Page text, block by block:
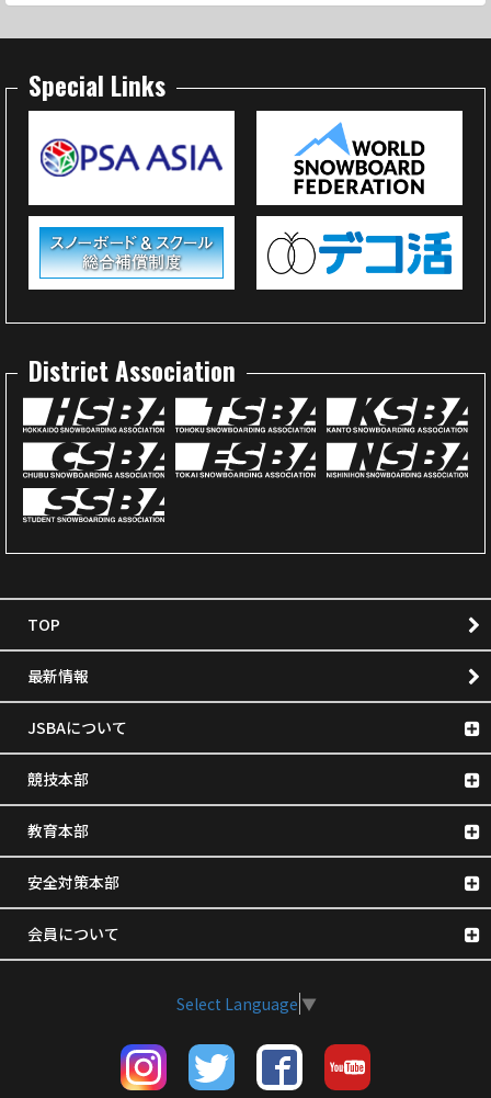
Special Links
District Association
TOP
最新情報
JSBAについて
競技本部
教育本部
安全対策本部
会員について
Select Language ▼